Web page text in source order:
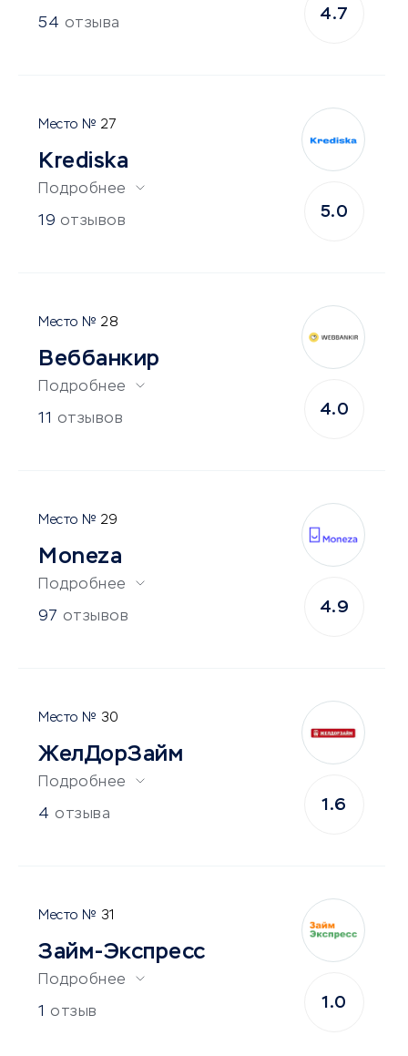
54 отзыва
4.7
27
Krediska
Подробнее
19 отзывов
5.0
28
Веббанкир
Подробнее
11 отзывов
4.0
29
Moneza
Подробнее
97 отзывов
4.9
30
ЖелДорЗайм
Подробнее
4 отзыва
1.6
31
Займ-Экспресс
Подробнее
1 отзыв
1.0